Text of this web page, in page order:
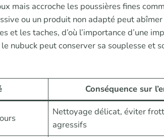
mais accroche les poussières fines
ou un produit non adapté peut
et les taches, d’où l’importance d’une
nubuck peut conserver sa souplesse et
Conséquence sur
Nettoyage délicat, éviter
agressifs